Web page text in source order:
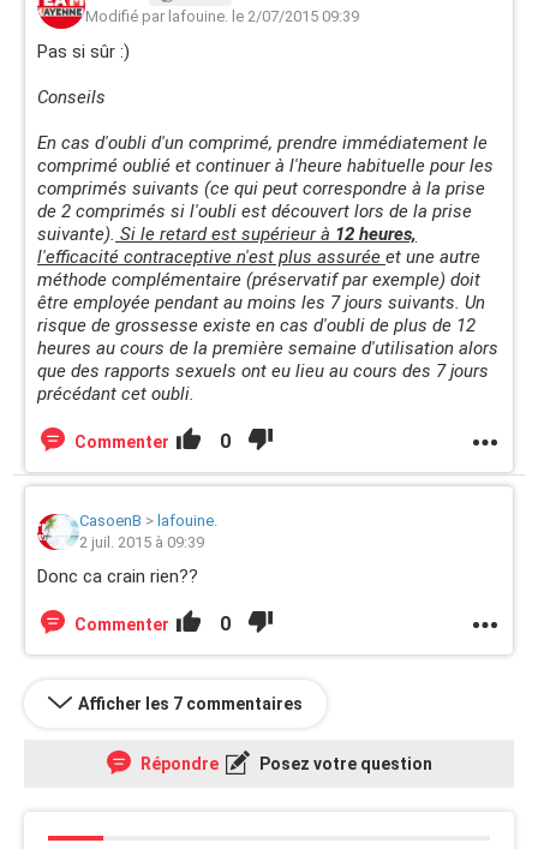
Modifié par lafouine. le 2/07/2015 09:39
Pas si sûr :)
Conseils
En cas d'oubli d'un comprimé, prendre immédiatement le
comprimé oublié et continuer à l'heure habituelle pour les
comprimés suivants (ce qui peut correspondre à la prise
de 2 comprimés si l'oubli est découvert lors de la prise
suivante). Si le retard est supérieur à 12 heures,
l'efficacité contraceptive n'est plus assurée et une autre
méthode complémentaire (préservatif par exemple) doit
être employée pendant au moins les 7 jours suivants. Un
risque de grossesse existe en cas d'oubli de plus de 12
heures au cours de la première semaine d'utilisation alors
que des rapports sexuels ont eu lieu au cours des 7 jours
précédant cet oubli.
Commenter 0
CasoenB > lafouine.
2 juil. 2015 à 09:39
Donc ca crain rien??
Commenter 0
Afficher les 7 commentaires
Répondre Posez votre question